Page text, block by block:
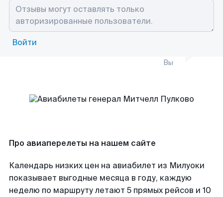
Войти
Вы
Про авиаперелеты на нашем сайте
Календарь низких цен на авиабилет из Милуоки
показывает выгодные месяца в году, каждую
неделю по маршруту летают 5 прямых рейсов и 10